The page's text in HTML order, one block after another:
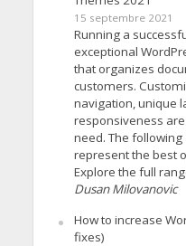
15 septembre 2021
Running a
exceptional
that organizes
customers.
navigation, unique
responsiveness
need. The
represent the best
Explore the full
Dusan Milovanovic
How to increase
fixes)